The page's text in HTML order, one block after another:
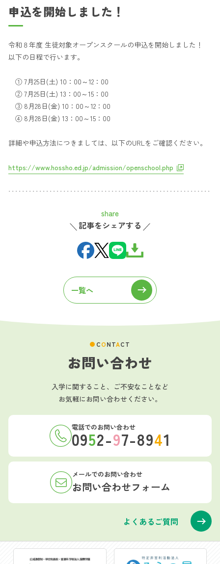
申込を開始しました！
令和８年度 生徒対象オープンスクールの申込を開始しました！
以下の日程で行います。
① 7月25日(土) 10：00～12：00
② 7月25日(土) 13：00～15：00
③ 8月28日(金) 10：00～12：00
④ 8月28日(金) 13：00～15：00
詳細や申込方法につきましては、以下のURLをご確認ください。
https://www.hossho.ed.jp/admission/openschool.php
share
記事をシェアする
一覧へ
CONTACT
お問い合わせ
入学に関すること、ご不安なことなど
お気軽にお問い合わせください。
電話でのお問い合わせ
0952-97-8941
メールでのお問い合わせ
お問い合わせフォーム
よくあるご質問